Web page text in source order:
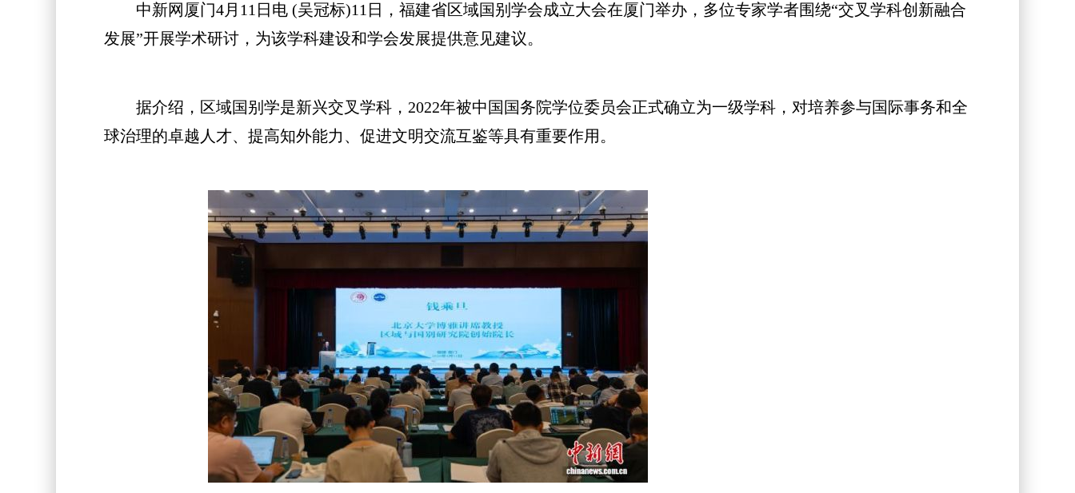
中新网厦门4月11日电 (吴冠标)11日，福建省区域国别学会成立大会在厦门举办，多位专家学者围绕“交叉学科创新融合
发展”开展学术研讨，为该学科建设和学会发展提供意见建议。
据介绍，区域国别学是新兴交叉学科，2022年被中国国务院学位委员会正式确立为一级学科，对培养参与国际事务和全
球治理的卓越人才、提高知外能力、促进文明交流互鉴等具有重要作用。